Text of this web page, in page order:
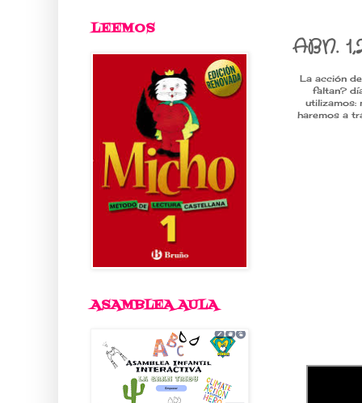
ABN.
La acción
faltan?
utilizamos:
haremos a
LEEMOS
ASAMBLEA AULA